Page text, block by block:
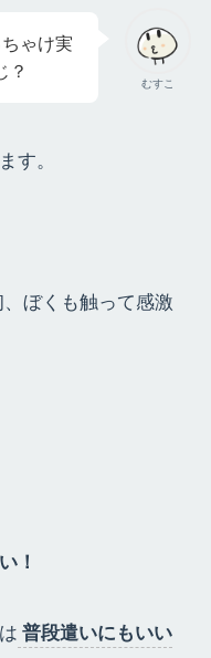
むすこ
ちゃけ実
？
す。
ぼくも触って感激
！
普段遣いにもいい